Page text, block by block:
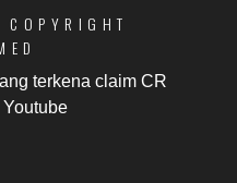
terkena claim CR